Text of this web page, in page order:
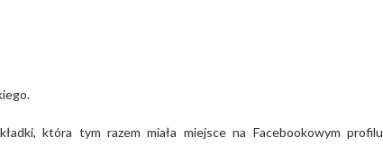
która tym razem miała miejsce na Facebookowym profilu